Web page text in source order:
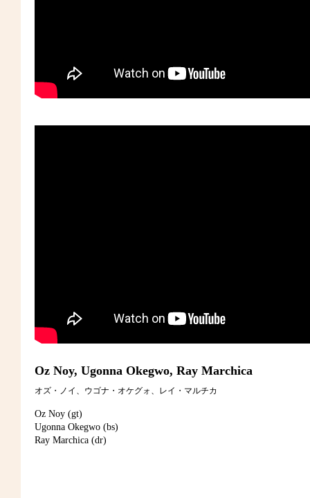
Oz Noy, Ugonna Okegwo, Ray Marchica
オズ・ノイ、ウゴナ・オケグォ、レイ・マルチカ
Oz Noy (gt)
Ugonna Okegwo (bs)
Ray Marchica (dr)